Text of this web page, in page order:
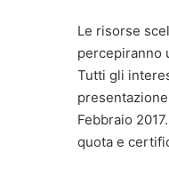
Le risorse
percepiranno
Tutti gli
Febbraio
quota e